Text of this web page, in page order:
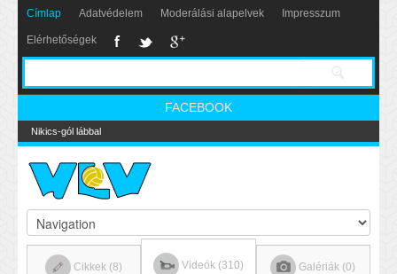
Címlap Adatvédelem Moderálási alapelvek Impresszum
Elérhetőségek
FACEBOOK
Nikics-gól lábbal
Cikkek (8) Videók (310) Galériák (0)